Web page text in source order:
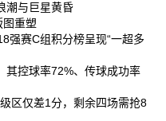
潮与巨星黄昏
重塑
强赛C组积分榜呈现“一超多
其控球率72%、传球成功率
区仅差1分，剩余四场需抢8